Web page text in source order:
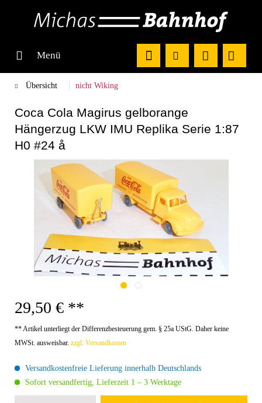
Menü
Übersicht nicht Wiking
Coca Cola Magirus gelborange
Hängerzug LKW IMU Replika Serie 1:87
H0 #24 å
29,50 € **
** Artikel unterliegt der Differenzbesteuerung gem. § 25a UStG. Daher keine
MWSt. ausweisbar. zzgl. Versandkosten
Versandkostenfreie Lieferung innerhalb Deutschlands
Sofort versandfertig, Lieferzeit 1 – 3 Werktage